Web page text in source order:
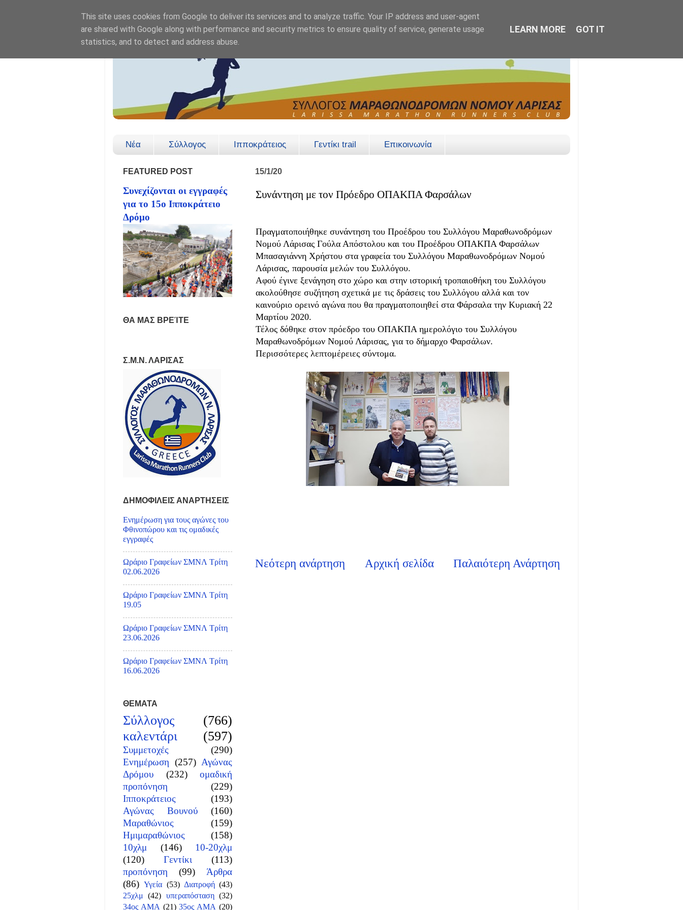
Νέα Σύλλογος Ιπποκράτειος Γεντίκι trail Επικοινωνία
15/1/20
Συνάντηση με τον Πρόεδρο ΟΠΑΚΠΑ Φαρσάλων
Πραγματοποιήθηκε συνάντηση του Προέδρου του Συλλόγου Μαραθωνοδρόμων
Νομού Λάρισας Γούλα Απόστολου και του Προέδρου ΟΠΑΚΠΑ Φαρσάλων
Μπασαγιάννη Χρήστου στα γραφεία του Συλλόγου Μαραθωνοδρόμων Νομού
Λάρισας, παρουσία μελών του Συλλόγου.
Αφού έγινε ξενάγηση στο χώρο και στην ιστορική τροπαιοθήκη του Συλλόγου
ακολούθησε συζήτηση σχετικά με τις δράσεις του Συλλόγου αλλά και τον
καινούριο ορεινό αγώνα που θα πραγματοποιηθεί στα Φάρσαλα την Κυριακή 22
Μαρτίου 2020.
Τέλος δόθηκε στον πρόεδρο του ΟΠΑΚΠΑ ημερολόγιο του Συλλόγου
Μαραθωνοδρόμων Νομού Λάρισας, για το δήμαρχο Φαρσάλων.
Περισσότερες λεπτομέρειες σύντομα.
Νεότερη ανάρτηση Παλαιότερη Ανάρτηση
Αρχική σελίδα
FEATURED POST
Συνεχίζονται οι εγγραφές
για το 15ο Ιπποκράτειο
Δρόμο
ΘΑ ΜΑΣ ΒΡΕΊΤΕ
Σ.Μ.Ν. ΛΑΡΙΣΑΣ
ΔΗΜΟΦΙΛΕΙΣ ΑΝΑΡΤΗΣΕΙΣ
Ενημέρωση για τους αγώνες του
Φθινοπώρου και τις ομαδικές
εγγραφές
Ωράριο Γραφείων ΣΜΝΛ Τρίτη
02.06.2026
Ωράριο Γραφείων ΣΜΝΛ Τρίτη
19.05
Ωράριο Γραφείων ΣΜΝΛ Τρίτη
23.06.2026
Ωράριο Γραφείων ΣΜΝΛ Τρίτη
16.06.2026
ΘΕΜΑΤΑ
Σύλλογος
(766)
καλεντάρι
(597)
Συμμετοχές
(290)
Ενημέρωση (257) Αγώνας
Δρόμου
(232)
ομαδική
προπόνηση
(229)
Ιπποκράτειος
(193)
Αγώνας Βουνού
(160)
Μαραθώνιος
(159)
Ημιμαραθώνιος
(158)
10χλμ
(146)
10-20χλμ
(120)
Γεντίκι
(113)
προπόνηση
(99)
Άρθρα
(86) Υγεία (53) Διατροφή (43)
25χλμ (42) υπεραπόσταση (32)
34ος ΑΜΑ (21) 35ος ΑΜΑ (20)
This site uses cookies from Google to deliver its services and to analyze traffic. Your IP address and user-agent
are shared with Google along with performance and security metrics to ensure quality of service, generate usage
statistics, and to detect and address abuse.
LEARN MORE GOT IT